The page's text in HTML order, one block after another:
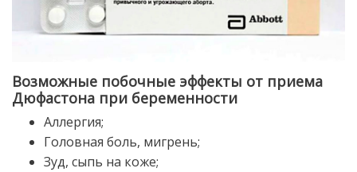
Возможные побочные эффекты от приема
Дюфастона при беременности
Аллергия;
Головная боль, мигрень;
Зуд, сыпь на коже;